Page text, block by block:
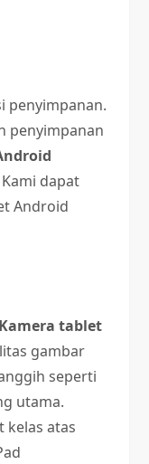
penyimpanan.
penyimpanan
dapat
Android
Kamera tablet
gambar
seperti
utama.
kelas atas